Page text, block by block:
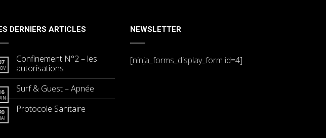
DERNIERS ARTICLES
Confinement N°2 – les
autorisations
Surf & Guest – Apnée
Protocole Sanitaire
NEWSLETTER
[ninja_forms_display_form id=4]